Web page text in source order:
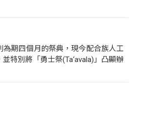
為期四個月的祭典，現今配合族人工
特別將「勇士祭(Ta‘avala)」凸顯辦